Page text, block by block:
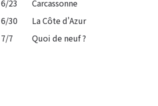
23
Carcassonne
30
La Côte d'Azur
7
Quoi de neuf ?